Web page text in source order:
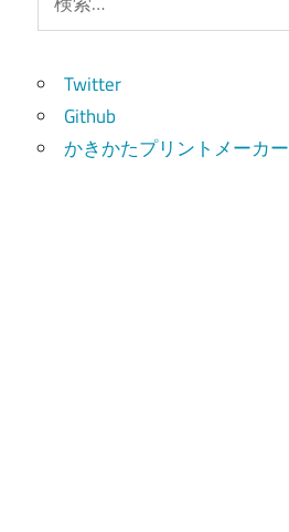
索:
Twitter
Github
かきかたプリントメーカー